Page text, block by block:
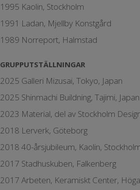
1995 Kaolin, Stockholm
1991 Ladan, Mjellby Konstgård
1989 Norreport, Halmstad
GRUPPUTSTÄLLNINGAR
2025 Galleri Mizusai, Tokyo, Japan
2025 Shinmachi Buildning, Tajimi, Japan
2023 Material, del av Stockholm
2018 Lerverk, Göteborg
2018 40-årsjubileum, Kaolin,
2017 Stadhuskuben, Falkenberg
2017 Arbeten, Keramiskt Center,